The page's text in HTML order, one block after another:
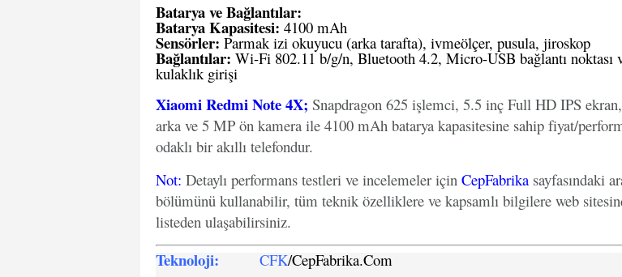
Batarya ve Bağlantılar:
Batarya Kapasitesi: 4100 mAh
Sensörler: Parmak izi okuyucu (arka tarafta), ivmeölçer, pusula, jiroskop
Bağlantılar: Wi-Fi 802.11 b/g/n, Bluetooth 4.2, Micro-USB bağlantı noktası
kulaklık girişi
Xiaomi Redmi Note 4X; Snapdragon 625 işlemci, 5.5 inç Full HD IPS
arka ve 5 MP ön kamera ile 4100 mAh batarya kapasitesine sahip fiyat/
odaklı bir akıllı telefondur.
Not: Detaylı performans testleri ve incelemeler için CepFabrika sayfasındaki
bölümünü kullanabilir, tüm teknik özelliklere ve kapsamlı bilgilere web
listeden ulaşabilirsiniz.
Teknoloji: CFK/CepFabrika.Com